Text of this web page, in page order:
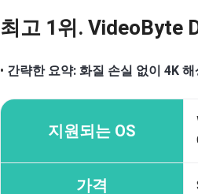
최고 1위. VideoByte
• 간략한 요약: 화질 손실 없이 4K
지원되는 OS
가격